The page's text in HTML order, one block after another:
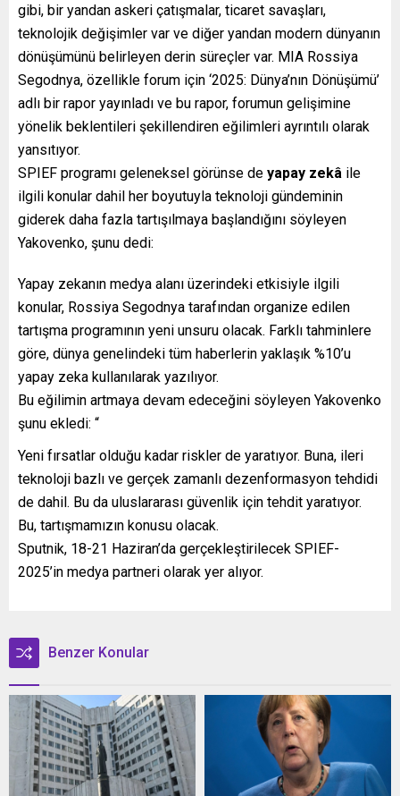
gibi, bir yandan askeri çatışmalar, ticaret savaşları,
teknolojik değişimler var ve diğer yandan modern dünyanın
dönüşümünü belirleyen derin süreçler var. MIA Rossiya
Segodnya, özellikle forum için ‘2025: Dünya’nın Dönüşümü’
adlı bir rapor yayınladı ve bu rapor, forumun gelişimine
yönelik beklentileri şekillendiren eğilimleri ayrıntılı olarak
yansıtıyor.
SPIEF programı geleneksel görünse de yapay zekâ ile
ilgili konular dahil her boyutuyla teknoloji gündeminin
giderek daha fazla tartışılmaya başlandığını söyleyen
Yakovenko, şunu dedi:
Yapay zekanın medya alanı üzerindeki etkisiyle ilgili
konular, Rossiya Segodnya tarafından organize edilen
tartışma programının yeni unsuru olacak. Farklı tahminlere
göre, dünya genelindeki tüm haberlerin yaklaşık %10’u
yapay zeka kullanılarak yazılıyor.
Bu eğilimin artmaya devam edeceğini söyleyen Yakovenko
şunu ekledi: “
Yeni fırsatlar olduğu kadar riskler de yaratıyor. Buna, ileri
teknoloji bazlı ve gerçek zamanlı dezenformasyon tehdidi
de dahil. Bu da uluslararası güvenlik için tehdit yaratıyor.
Bu, tartışmamızın konusu olacak.
Sputnik, 18-21 Haziran’da gerçekleştirilecek SPIEF-
2025’in medya partneri olarak yer alıyor.
Benzer Konular